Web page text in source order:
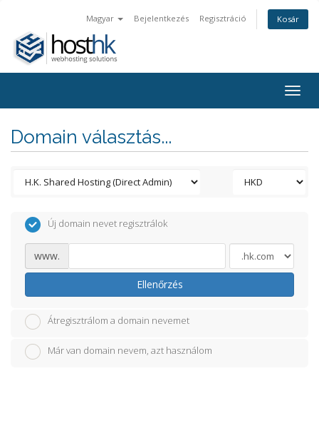
Magyar Bejelentkezés Regisztráció Kosár
Domain választás...
Új domain nevet regisztrálok
www.
Ellenőrzés
Átregisztrálom a domain nevemet
Már van domain nevem, azt használom